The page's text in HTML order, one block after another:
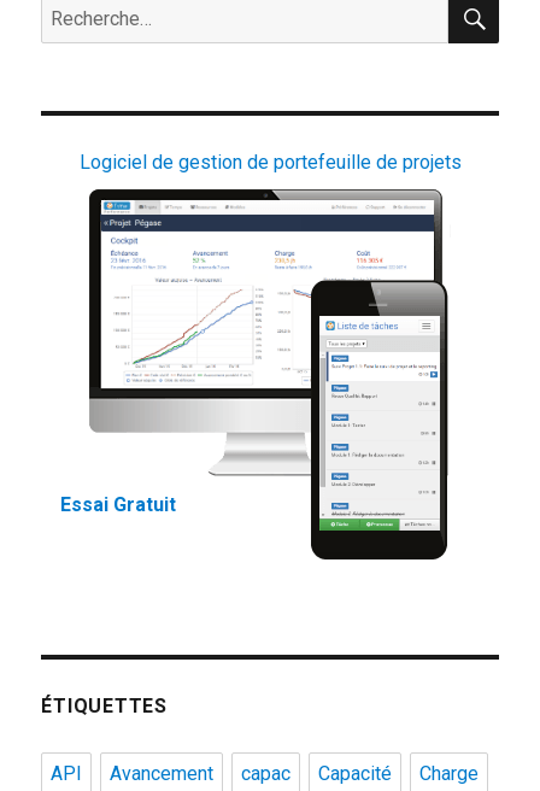
Recherche
pour :
Logiciel de gestion de portefeuille de projets
Essai Gratuit
ÉTIQUETTES
API Avancement capac Capacité Charge